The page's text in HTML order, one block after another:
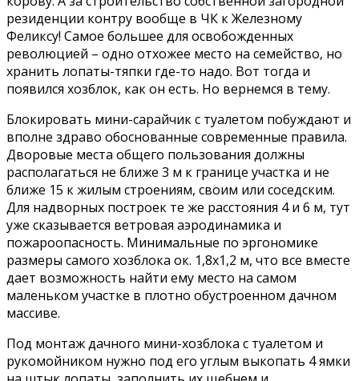
резиденции контру вообще в ЧК к Железному
Феликсу! Самое большее для освобожденных
революцией – одно отхожее место на семейство, но
хранить лопаты-тяпки где-то надо. Вот тогда и
появился хозблок, как он есть. Но вернемся в тему.
Блокировать мини-сарайчик с туалетом побуждают и
вполне здраво обоснованные современные правила.
Дворовые места общего пользования должны
располагаться не ближе 3 м к границе участка и не
ближе 15 к жилым строениям, своим или соседским.
Для надворных построек те же расстояния 4 и 6 м, тут
уже сказывается ветровая аэродинамика и
пожароопасность. Минимальные по эргономике
размеры самого хозблока ок. 1,8х1,2 м, что все вместе
дает возможность найти ему место на самом
маленьком участке в плотно обустроенном дачном
массиве.
Под монтаж дачного мини-хозблока с туалетом и
рукомойником нужно под его углым выкопать 4 ямки